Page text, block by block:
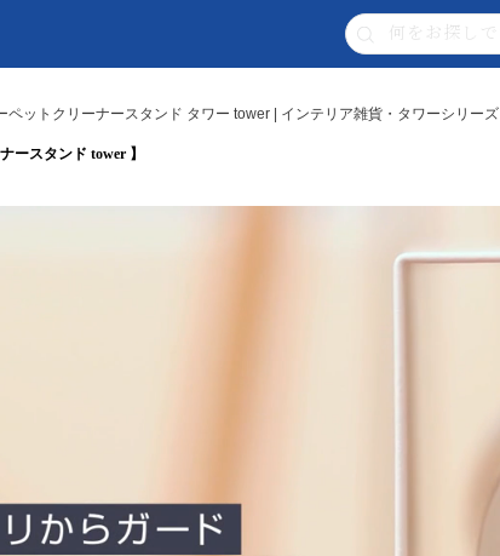
ペットクリーナースタンド タワー tower | インテリア雑貨・タワーシリーズ
ースタンド tower 】